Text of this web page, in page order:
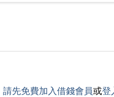
請先免費加入借錢會員或登